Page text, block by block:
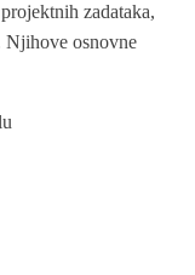
zadataka,
Njihove osnovne